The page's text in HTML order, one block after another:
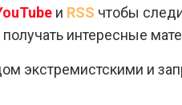
и RSS чтобы
интересные
экстремистскими и